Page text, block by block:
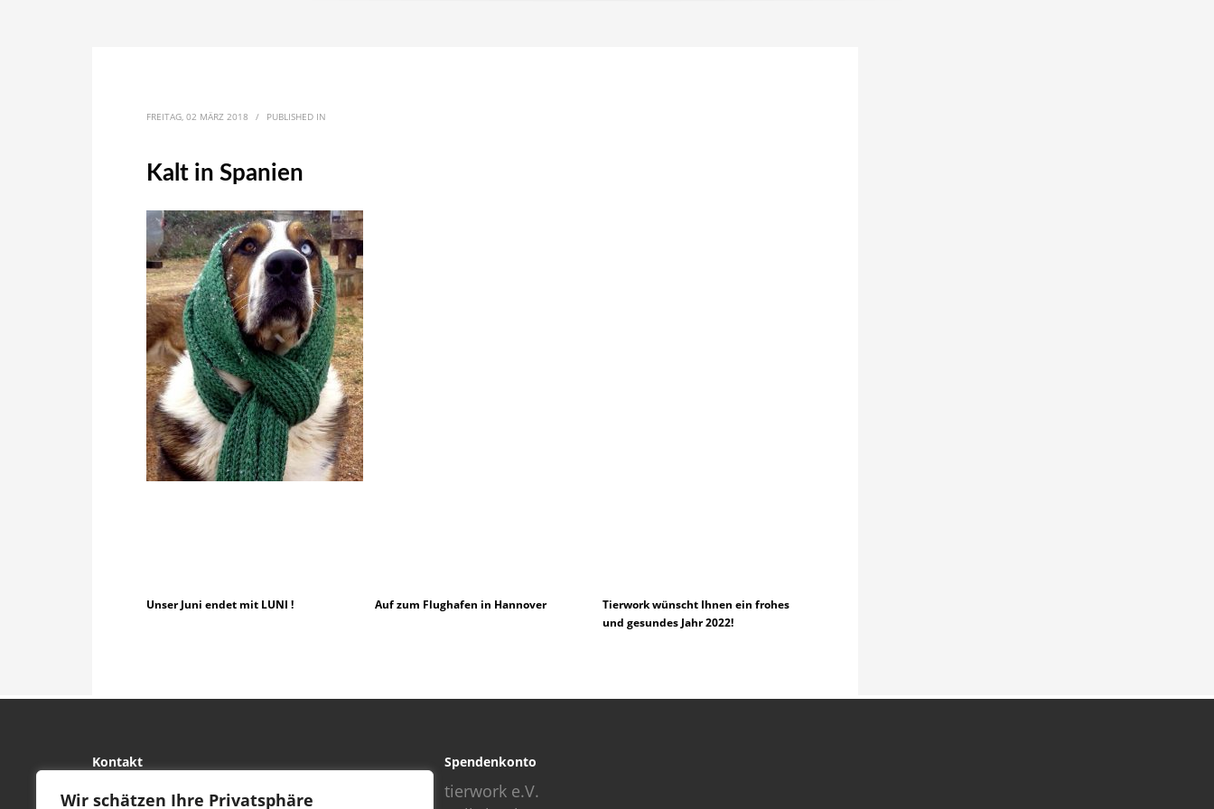
Wir schätzen Ihre Privatsphäre
FREITAG, 02 MÄRZ 2018 / PUBLISHED IN
Kalt in Spanien
Unser Juni endet mit LUNI ! Auf zum Flughafen in Hannover
Tierwork wünscht Ihnen ein frohes
und gesundes Jahr 2022!
Kontakt
tierwork e.V.
Spendenkonto
tierwork e.V.